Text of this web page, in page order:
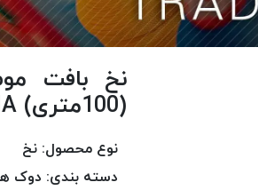
(100متری) PARMA
نوع محصول: نخ
دسته بندی: دوک